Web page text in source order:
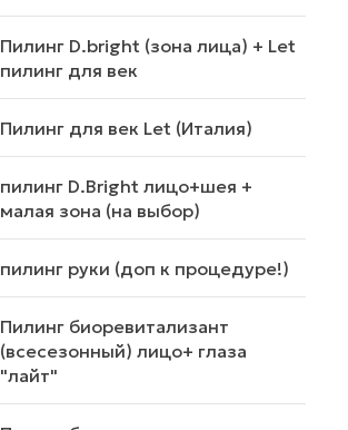
Пилинг D.bright (зона лица) + Let
пилинг для век
Пилинг для век Let (Италия)
пилинг D.Bright лицо+шея +
малая зона (на выбор)
пилинг руки (доп к процедуре!)
Пилинг биоревитализант
(всесезонный) лицо+ глаза
"лайт"